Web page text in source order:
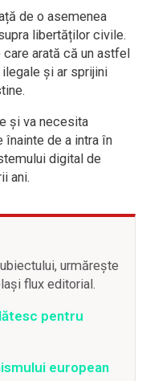
de o asemenea
libertăților civile.
arată că un astfel
și ar sprijini
și va necesita
de a intra în
digital de
ani.
urmărește
flux editorial.
pentru
european